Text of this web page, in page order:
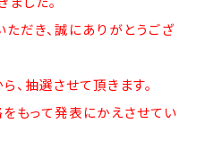
だき、誠にありがとうござ
抽選させて頂きます。
もって発表にかえさせてい